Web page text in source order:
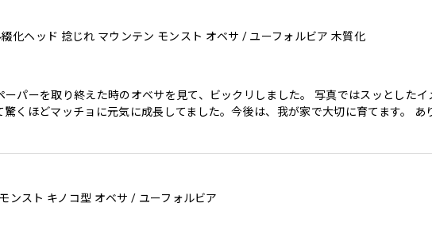
化ヘッド 捻じれ マウンテン モンスト オベサ / ユーフォルビア 木質化
パーを取り終えた時のオベサを見て、ビックリしました。 写真ではスッとしたイ
くほどマッチョに元気に成長してました。今後は、我が家で大切に育てます。 あ
ンスト キノコ型 オベサ / ユーフォルビア